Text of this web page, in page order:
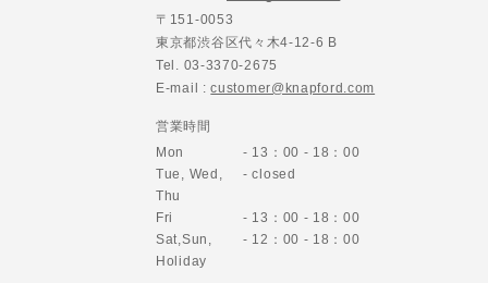
〒151-0053
東京都渋谷区代々木4-12-6 B
Tel. 03-3370-2675
E-mail :customer@knapford.com
営業時間
Mon
- 13：00 - 18：00
Tue, Wed,
Thu
- closed
Fri
- 13：00 - 18：00
Sat,Sun,
Holiday
- 12：00 - 18：00